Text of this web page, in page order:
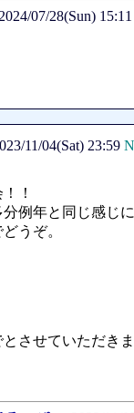
07/28(Sun)
11/04(Sat) 23:59
！
例年と同じ感じ
うぞ。
させていただき